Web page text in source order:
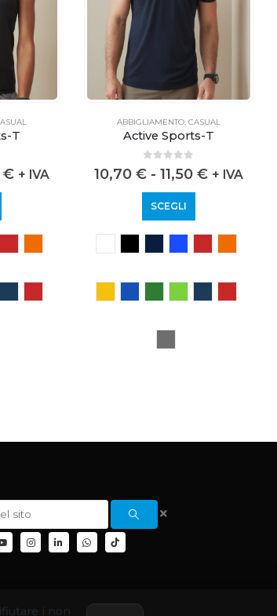
T
5
€ + IVA
ABBIGLIAMENTO, CASUAL
Active Sports-T
0 out of 5
10,70 € - 11,50 € + IVA
SCEGLI
i non